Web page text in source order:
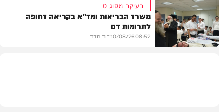
חדשות
בעיקר מסוג O
משרד הבריאות ומד"א בקריאה דחופה
לתרומות דם
08:52
10/08/26דוד חדד